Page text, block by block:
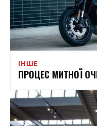
ІНШЕ
ПРОЦЕС МИТНОЇ